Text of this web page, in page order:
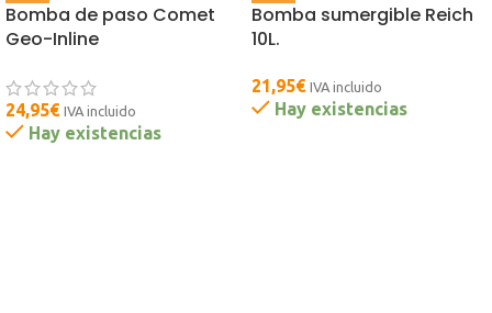
Bomba de paso Comet
Geo-Inline
24,95€ IVA incluido
Hay existencias
Bomba sumergible Reich
10L.
21,95€ IVA incluido
Hay existencias